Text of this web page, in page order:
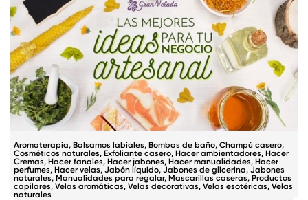
Aromaterapia, Balsamos labiales, Bombas de baño, Champú casero,
Cosméticos naturales, Exfoliante casero, Hacer ambientadores, Hacer
Cremas, Hacer fanales, Hacer jabones, Hacer manualidades, Hacer
perfumes, Hacer velas,Jabón líquido, Jabones de glicerina, Jabones
naturales, Manualidades para regalar, Mascarillas caseras, Productos
capilares, Velas aromáticas, Velas decorativas, Velas esotéricas, Velas
naturales